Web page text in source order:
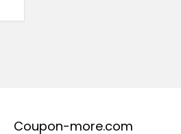
Coupon-more.com